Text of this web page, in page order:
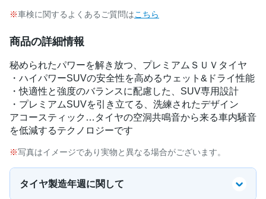
車検に関するよくあるご質問はこちら
商品の詳細情報
秘められたパワーを解き放つ、プレミアムＳＵＶタイヤ
・ハイパワーSUVの安全性を高めるウェット&ドライ性能
・快適性と強度のバランスに配慮した、SUV専用設計
・プレミアムSUVを引き立てる、洗練されたデザイン
アコースティック…タイヤの空洞共鳴音から来る車内騒音
を低減するテクノロジーです
写真はイメージであり実物と異なる場合がございます。
タイヤ製造年週に関して